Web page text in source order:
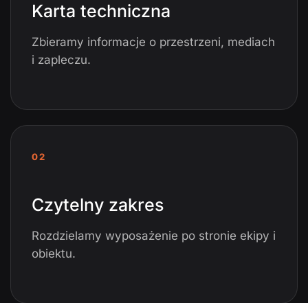
Karta techniczna
Zbieramy informacje o przestrzeni, mediach
i zapleczu.
02
Czytelny zakres
Rozdzielamy wyposażenie po stronie ekipy i
obiektu.